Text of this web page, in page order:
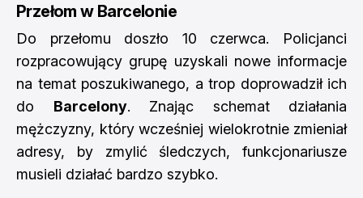
Przełom w Barcelonie
Do przełomu doszło 10 czerwca. Policjanci
rozpracowujący grupę uzyskali nowe informacje
na temat poszukiwanego, a trop doprowadził ich
do Barcelony. Znając schemat działania
mężczyzny, który wcześniej wielokrotnie zmieniał
adresy, by zmylić śledczych, funkcjonariusze
musieli działać bardzo szybko.